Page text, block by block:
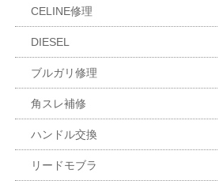
CELINE修理
DIESEL
ブルガリ修理
角スレ補修
ハンドル交換
リードモブラ